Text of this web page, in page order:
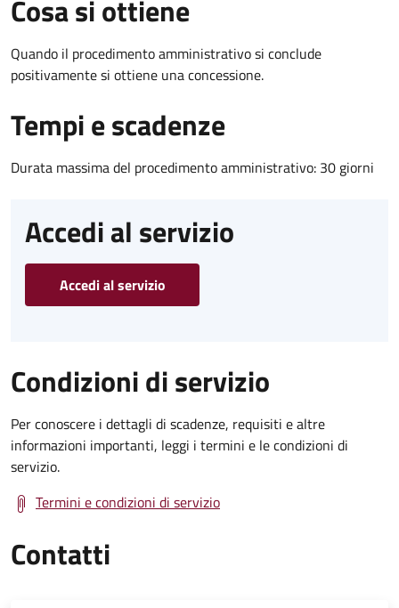
Cosa si ottiene
Quando il procedimento amministrativo si conclude
positivamente si ottiene una concessione.
Tempi e scadenze
Durata massima del procedimento amministrativo: 30 giorni
Accedi al servizio
Accedi al servizio
Condizioni di servizio
Per conoscere i dettagli di scadenze, requisiti e altre
informazioni importanti, leggi i termini e le condizioni di
servizio.
Termini e condizioni di servizio
Contatti